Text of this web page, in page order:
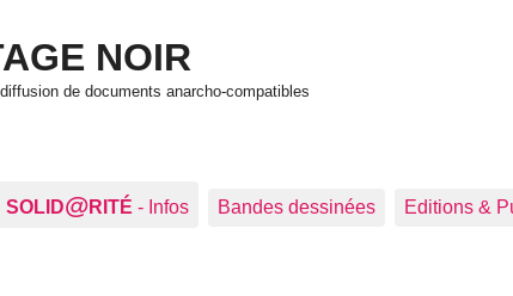
NOIR
de documents anarcho-compatibles
SOLID@RITÉ - Infos Bandes dessinées Editions &